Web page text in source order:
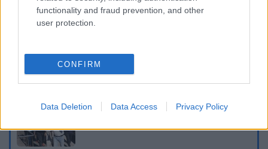
functionality and fraud prevention, and other
user protection.
CONFIRM
Data Deletion Data Access Privacy Policy
«Στέρεψε» η αγορά από πινακίδες
κυκλοφορίας: Χιλιάδες αυτοκίνητα
παραμένουν αταξινόμητα - Λύση αναζητά
Στη φυλακή ο δήμαρχος Στυλίδας και άλλα